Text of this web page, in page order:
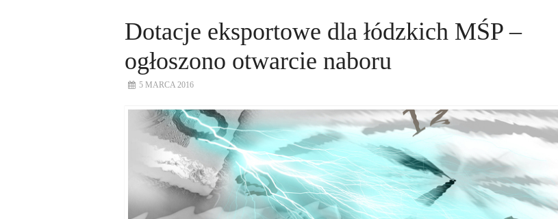
Dotacje eksportowe dla łódzkich MŚP –
ogłoszono otwarcie naboru
5 MARCA 2016